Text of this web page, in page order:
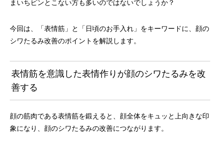
まいちピンとこない方も多いのではないでしょうか？
今回は、「表情筋」と「日頃のお手入れ」をキーワードに、顔の
シワたるみ改善のポイントを解説します。
表情筋を意識した表情作りが顔のシワたるみを改
善する
顔の筋肉である表情筋を鍛えると、顔全体をキュッと上向きな印
象になり、顔のシワたるみの改善につながります。